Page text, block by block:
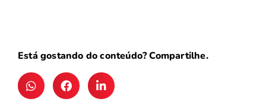
Está gostando do conteúdo? Compartilhe.